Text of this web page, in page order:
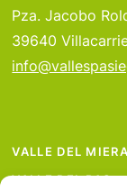
Pza. Jacobo
39640
VALLE DEL MIERA
VALLE DEL PAS